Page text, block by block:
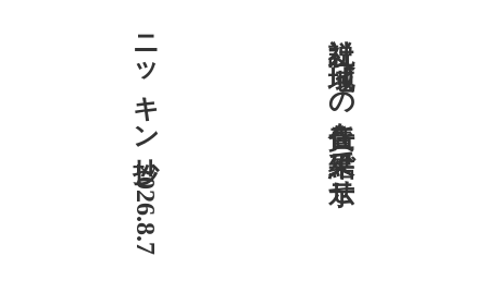
ニッキン抄 2026.8.7 社説 地域への責任を結果で示せ